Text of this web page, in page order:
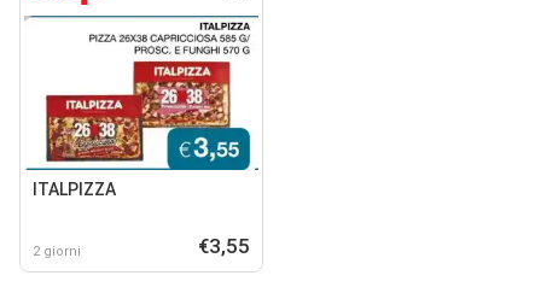
ITALPIZZA
2 giorni €3,55